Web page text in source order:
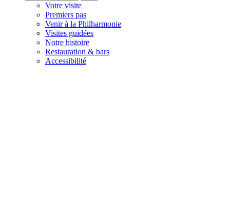
Votre visite
Premiers pas
Venir à la Philharmonie
Visites guidées
Notre histoire
Restauration & bars
Accessibilité